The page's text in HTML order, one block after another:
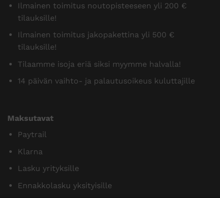
Ilmainen toimitus noutopisteeseen yli 200 €
tilauksille!
Ilmainen toimitus jakopakettina yli 500 €
tilauksille!
Tilaamme isoja eriä siksi myymme halvalla!
14 päivän vaihto- ja palautusoikeus kuluttajille
Maksutavat
Paytrail
Klarna
Lasku yrityksille
Ennakkolasku yksityisille